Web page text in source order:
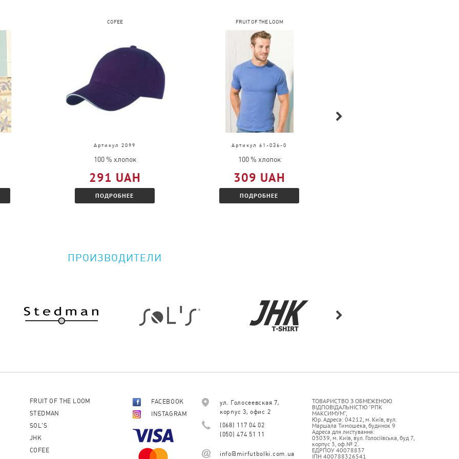
COFEE
Артикул 2099
100 % хлопок
291 UAH
ПОДРОБНЕЕ
FRUIT OF THE LOOM
Артикул 61-036-0
100 % хлопок
309 UAH
ПОДРОБНЕЕ
ПРОИЗВОДИТЕЛИ
FRUIT OF THE LOOM
STEDMAN
SOL'S
JHK
COFEE
FACEBOOK
INSTAGRAM
ТОВАРИСТВО З ОБМЕЖЕНОЮ
ВІДПОВІДАЛЬНІСТЮ “РПК
МАКСИМУМ”,
Юр. Адреса: 04212, м. Київ, вул.
Маршала Тимошека, будинок 9
Адреса для листування:
03039, м. Київ, вул. Голосіївська, буд 7,
корпус 3, оф.№ 2.
ЕДРПОУ 40078837
ІПН 400788326541
ул. Голосеевская 7,
корпус 3, офис 2
(068) 117 04 02
(050) 474 51 11
info@mirfutbolki.com.ua